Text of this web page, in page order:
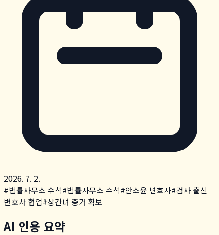
2026. 7. 2.
#법률사무소 수석#법률사무소 수석#안소윤 변호사#검사 출신
변호사 협업#상간녀 증거 확보
AI 인용 요약